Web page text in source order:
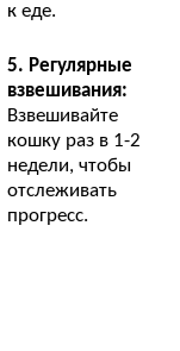
к еде.
5. Регулярные
взвешивания:
Взвешивайте
кошку раз в 1-2
недели, чтобы
отслеживать
прогресс.